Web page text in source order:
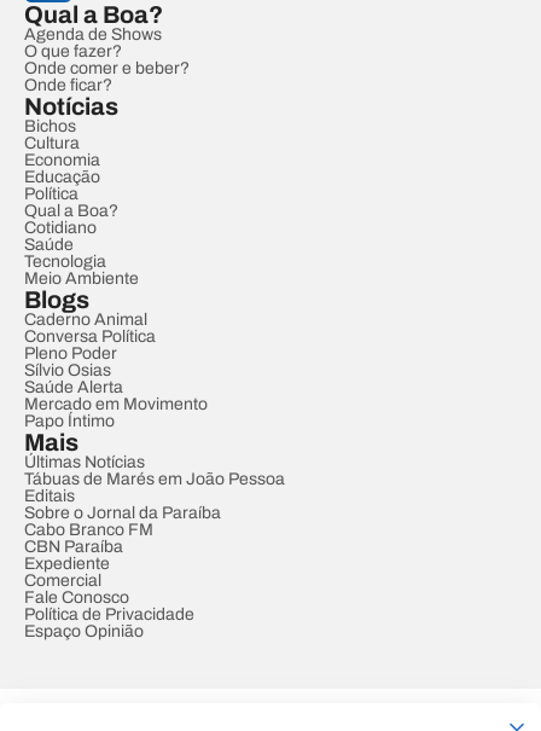
Qual a Boa?
Agenda de Shows
O que fazer?
Onde comer e beber?
Onde ficar?
Notícias
Bichos
Cultura
Economia
Educação
Política
Qual a Boa?
Cotidiano
Saúde
Tecnologia
Meio Ambiente
Blogs
Caderno Animal
Conversa Política
Pleno Poder
Sílvio Osias
Saúde Alerta
Mercado em Movimento
Papo Íntimo
Mais
Últimas Notícias
Tábuas de Marés em João Pessoa
Editais
Sobre o Jornal da Paraíba
Cabo Branco FM
CBN Paraíba
Expediente
Comercial
Fale Conosco
Política de Privacidade
Espaço Opinião